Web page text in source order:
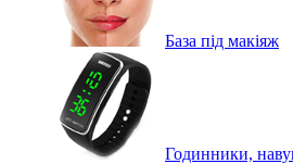
База під макіяж
Годинники,